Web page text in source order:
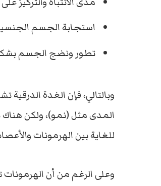
استجابة الجسم
تطور ونضج الجسم
وبالتالي، فإن الغدة
المدى مثل (نمو)، ولكن
للغاية بين الهرمونات
وعلى الرغم من أن الهرمونات